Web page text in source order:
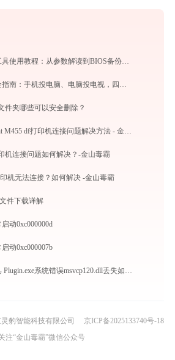
GPU-Z显卡检测工具使用教程：从参数解读到BIOS备份，一站式掌握显卡信息
乐播投屏使用完全指南：手机投电脑、电脑投电视，四种连接方式一篇讲透
件夹哪些可以安全删除？
富士施乐DocuPrint M455 df打印机连接问题解决方法 - 金山毒霸
机连接问题如何解决？-金山毒霸
机无法连接？如何解决 -金山毒霸
件下载详解
动0xc000000d
动0xc000007b
锐捷网络插件工具 Plugin.exe系统错误msvcp120.dll丢失如何解决
豹智能科技有限公司
京ICP备2025133740号-18
注“金山毒霸”微信公众号